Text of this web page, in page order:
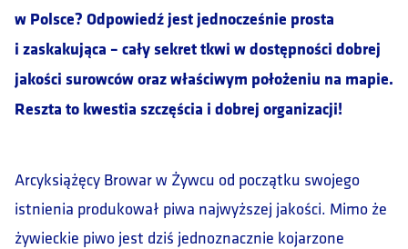
w Polsce? Odpowiedź jest jednocześnie prosta
i zaskakująca – cały sekret tkwi w dostępności dobrej
jakości surowców oraz właściwym położeniu na mapie.
Reszta to kwestia szczęścia i dobrej organizacji!
Arcyksiążęcy Browar w Żywcu od początku swojego
istnienia produkował piwa najwyższej jakości. Mimo że
żywieckie piwo jest dziś jednoznacznie kojarzone